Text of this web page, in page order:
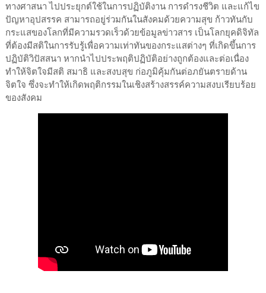
ทางศาสนา ไปประยุกต์ใช้ในการปฏิบัติงาน การดำรงชีวิต และแก้ไข
ปัญหาอุปสรรค สามารถอยู่ร่วมกันในสังคมด้วยความสุข ก้าวทันกับ
กระแสของโลกที่มีความรวดเร็วด้วยข้อมูลข่าวสาร เป็นโลกยุคดิจิทัล
ที่ต้องมีสติในการรับรู้เพื่อความเท่าทันของกระแสต่างๆ ที่เกิดขึ้นการ
ปฏิบัติวิปัสสนา หากนำไปประพฤติปฏิบัติอย่างถูกต้องและต่อเนื่อง
ทำให้จิตใจมีสติ สมาธิ และสงบสุข ก่อภูมิคุ้มกันต่อภยันตรายด้าน
จิตใจ ซึ่งจะทำให้เกิดพฤติกรรมในเชิงสร้างสรรค์ความสงบเรียบร้อย
ของสังคม